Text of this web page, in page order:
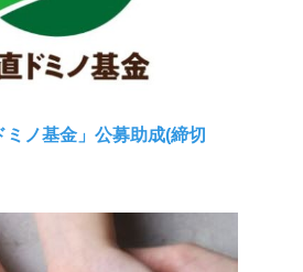
ノ基金」公募助成(締切